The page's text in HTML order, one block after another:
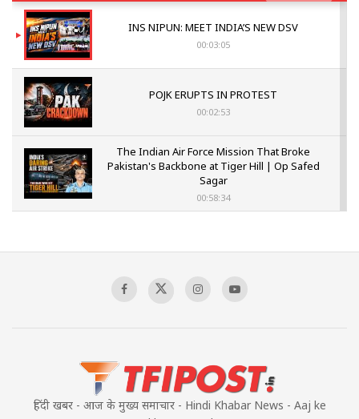
INS NIPUN: MEET INDIA’S NEW DSV
00:03:05
POJK ERUPTS IN PROTEST
00:02:53
The Indian Air Force Mission That Broke
Pakistan's Backbone at Tiger Hill | Op Safed
Sagar
00:58:34
हिंदी खबर - आज के मुख्य समाचार - Hindi Khabar News - Aaj ke